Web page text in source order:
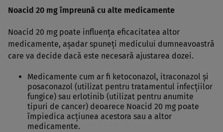
Noacid 20 mg împreună cu alte medicamente
Noacid 20 mg poate influenţa eficacitatea altor
medicamente, aşadar spuneţi medicului dumneavoastră
care va decide dacă este necesară ajustarea dozei.
Medicamente cum ar fi ketoconazol, itraconazol şi
posaconazol (utilizat pentru tratamentul infecţiilor
fungice) sau erlotinib (utilizat pentru anumite
tipuri de cancer) deoarece Noacid 20 mg poate
împiedica acţiunea acestora sau a altor
medicamente.